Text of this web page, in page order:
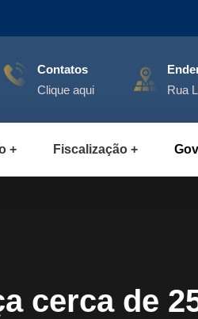
Contatos
Clique aqui
Rua
Fiscalização
cerca de